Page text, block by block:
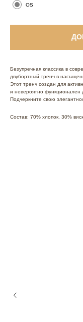
OS
Безупречная классика в
двубортный тренч в
Этот тренч создан для
и невероятно функционален
Подчеркните свою
Состав: 70% хлопок, 30%